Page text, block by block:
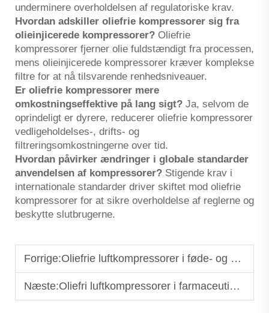
underminere overholdelsen af regulatoriske krav.
Hvordan adskiller oliefrie kompressorer sig fra
olieinjicerede kompressorer? Oliefrie
kompressorer fjerner olie fuldstændigt fra processen,
mens olieinjicerede kompressorer kræver komplekse
filtre for at nå tilsvarende renhedsniveauer.
Er oliefrie kompressorer mere
omkostningseffektive på lang sigt? Ja, selvom de
oprindeligt er dyrere, reducerer oliefrie kompressorer
vedligeholdelses-, drifts- og
filtreringsomkostningerne over tid.
Hvordan påvirker ændringer i globale standarder
anvendelsen af kompressorer? Stigende krav i
internationale standarder driver skiftet mod oliefrie
kompressorer for at sikre overholdelse af reglerne og
beskytte slutbrugerne.
Forrige:Oliefrie luftkompressorer i føde- og drikkevarerindustrien
Næste:Oliefri luftkompressorer i farmaceutisk fremstilling